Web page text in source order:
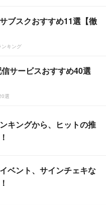
ブスクおすすめ11選【徹
ンキング
サービスおすすめ40選
選
キングから、ヒットの推
ベント、サインチェキな